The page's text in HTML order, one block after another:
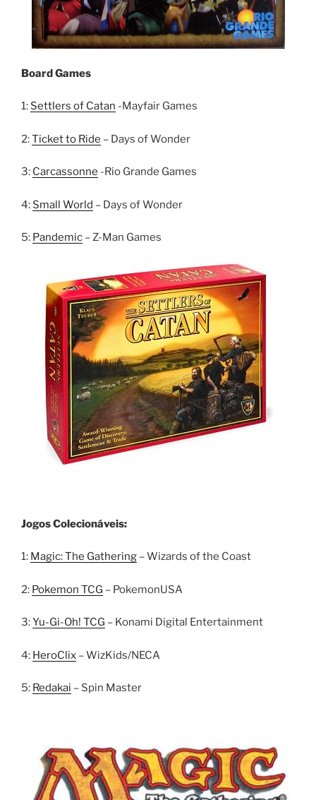
Board Games
1: Settlers of Catan -Mayfair Games
2:Ticket to Ride – Days of Wonder
3: Carcassonne -Rio Grande Games
4: Small World – Days of Wonder
5: Pandemic – Z-Man Games
Jogos Colecionáveis:
1: Magic: The Gathering – Wizards of the Coast
2: Pokemon TCG – PokemonUSA
3:Yu-Gi-Oh! TCG – Konami Digital Entertainment
4: HeroClix – WizKids/NECA
5: Redakai – Spin Master